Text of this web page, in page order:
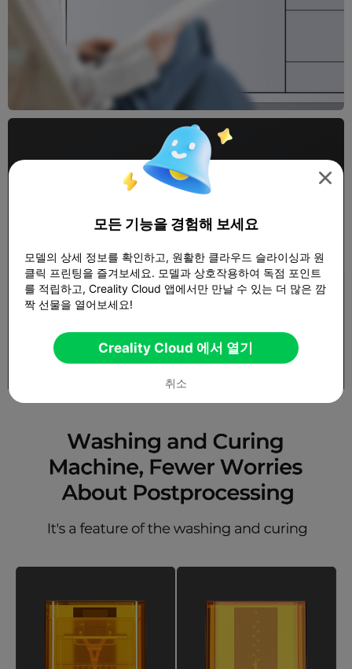

모든 기능을 경험해 보세요
모델의 상세 정보를 확인하고, 원활한 클라우드 슬라이싱과 원
클릭 프린팅을 즐겨보세요. 모델과 상호작용하여 독점 포인트
를 적립하고, Creality Cloud 앱에서만 만날 수 있는 더 많은 깜
짝 선물을 열어보세요!
Creality Cloud 에서 열기
취소